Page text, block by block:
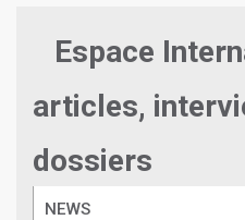
Espace
articles,
dossiers
NEWS